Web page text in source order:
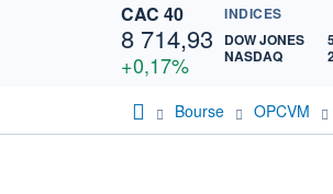
CAC 40
8 714,93
+0,17%
INDICES
DOW JONES
NASDAQ
Bourse OPCVM